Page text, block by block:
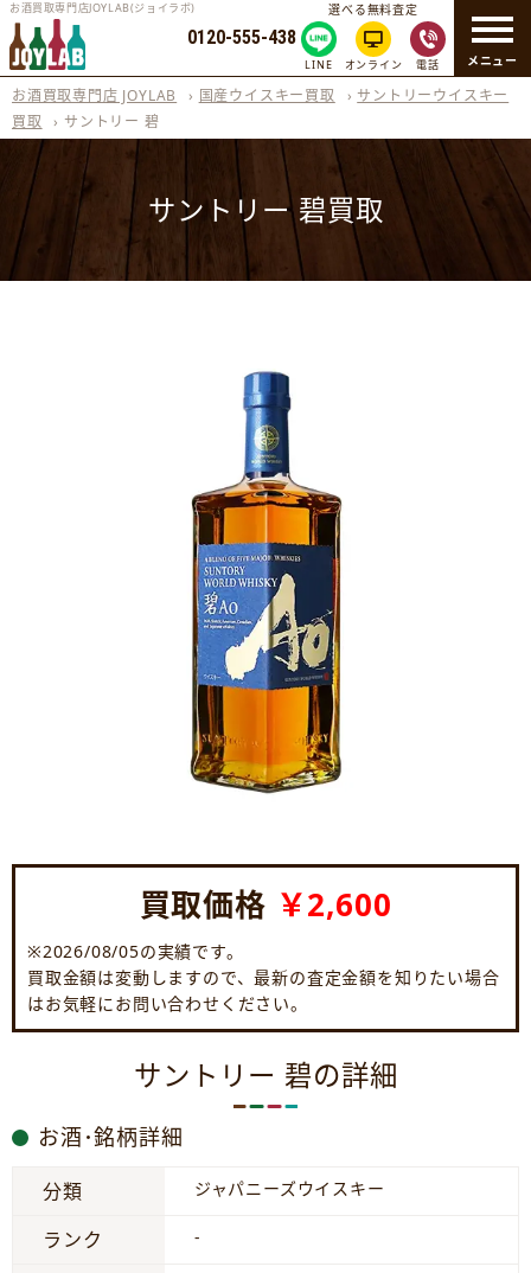
メニュー
お酒買取専門店JOYLAB(ジョイラボ)
0120-555-438
選べる無料査定
LINE オンライン 電話
お酒買取専門店 JOYLAB › 国産ウイスキー買取 ›サントリーウイスキー
買取
›サントリー 碧
サントリー 碧買取
買取価格 ￥2,600
※2026/08/05の実績です。
買取金額は変動しますので、最新の査定金額を知りたい場合
はお気軽にお問い合わせください。
サントリー 碧の詳細
お酒･銘柄詳細
分類 ジャパニーズウイスキー
ランク -